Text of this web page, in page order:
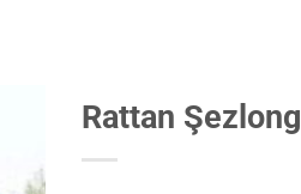
Rattan Şezlong